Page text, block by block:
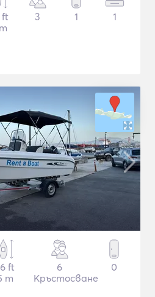
ft
3 1 1
ft
m
6
Кръстосване
0